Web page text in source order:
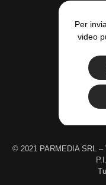
Per
video
© 2021 PARMEDIA SRL